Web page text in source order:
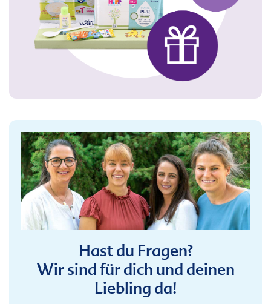
Hast du Fragen?
Wir sind für dich und deinen
Liebling da!